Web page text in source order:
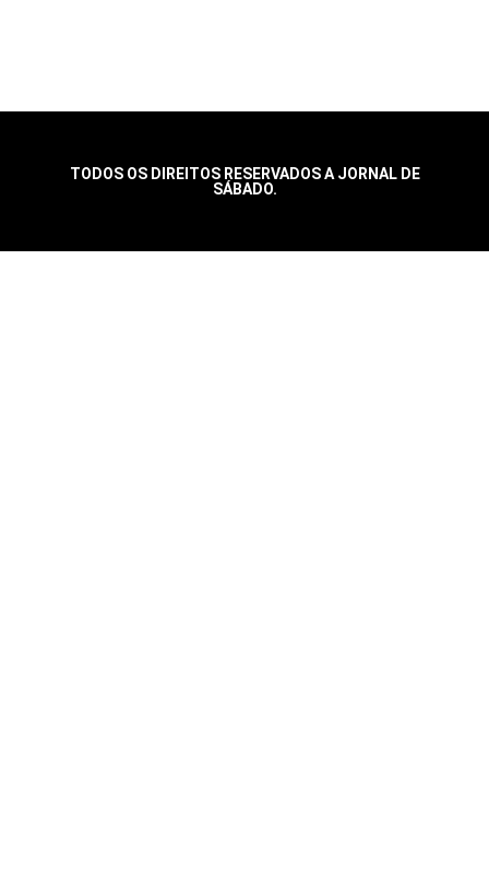
TODOS OS DIREITOS RESERVADOS A JORNAL DE
SÁBADO.